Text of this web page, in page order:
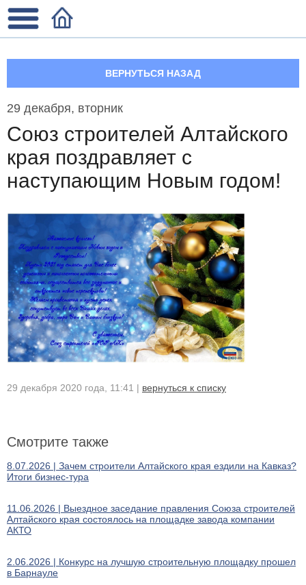
ВЕРНУТЬСЯ НАЗАД
29 декабря, вторник
Союз строителей Алтайского
края поздравляет с
наступающим Новым годом!
29 декабря 2020 года, 11:41 | вернуться к списку
Смотрите также
8.07.2026 | Зачем строители Алтайского края ездили на Кавказ?
Итоги бизнес-тура
11.06.2026 | Выездное заседание правления Союза строителей
Алтайского края состоялось на площадке завода компании
АКТО
2.06.2026 | Конкурс на лучшую строительную площадку прошел
в Барнауле